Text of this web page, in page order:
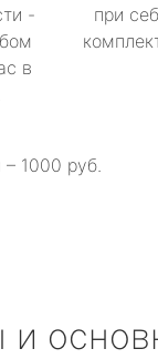
-
в
при
– 1000 руб.
и